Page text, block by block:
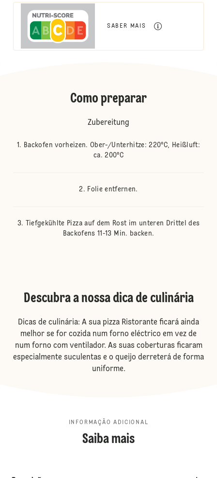
SABER MAIS
Como preparar
Zubereitung
Backofen vorheizen. Ober-/Unterhitze: 220°C, Heißluft:
ca. 200°C
Folie entfernen.
Tiefgekühlte Pizza auf dem Rost im unteren Drittel des
Backofens 11-13 Min. backen.
Descubra a nossa dica de culinária
Dicas de culinária: A sua pizza Ristorante ficará ainda
melhor se for cozida num forno eléctrico em vez de
num forno com ventilador. As suas coberturas ficaram
especialmente suculentas e o queijo derreterá de forma
uniforme.
INFORMAÇÃO ADICIONAL
Saiba mais